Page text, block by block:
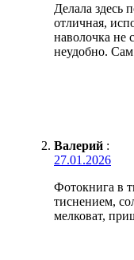
Делала здесь
отличная,
наволочка не
неудобно.
Валерий :
27.01.2026
Фотокнига в
тиснением,
мелковат,